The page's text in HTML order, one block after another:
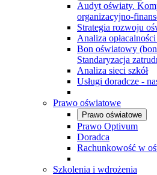
Audyt oświaty.
organizacyjno-
Strategia rozwoju
Analiza
Bon oświatowy
Standaryzacja
Analiza sieci szkół
Usługi doradcze -
Prawo oświatowe
Prawo oświatowe
Prawo Optivum
Doradca
Rachunkowość w
Szkolenia i wdrożenia